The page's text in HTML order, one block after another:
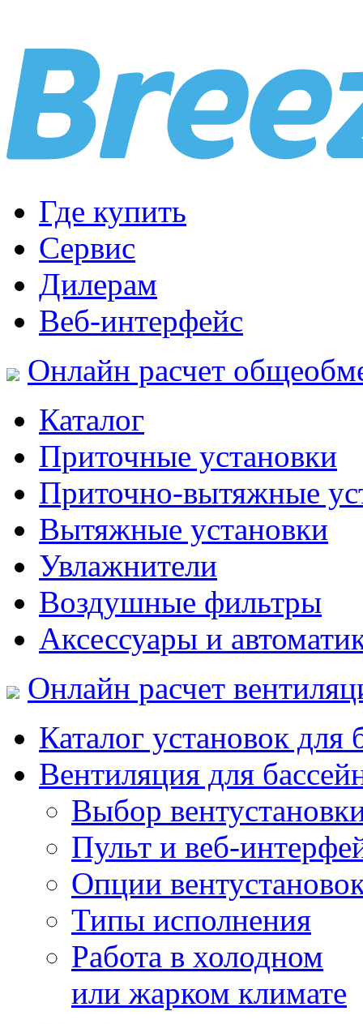
Где купить
Сервис
Дилерам
Веб-интерфейс
Онлайн расчет
Каталог
Приточные установки
Приточно-вытяжные
Вытяжные установки
Увлажнители
Воздушные фильтры
Аксессуары и
Онлайн расчет
Каталог установок для
Вентиляция для
Выбор
Пульт и веб-
Опции
Типы исполнения
Работа в холодном
или жарком климате